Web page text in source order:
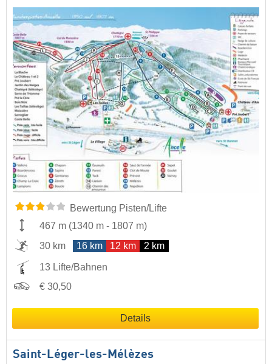
Bewertung Pisten/Lifte
467 m (1340 m - 1807 m)
30 km
16 km 12 km 2 km
13 Lifte/Bahnen
€ 30,50
Details
Saint-Léger-les-Mélèzes